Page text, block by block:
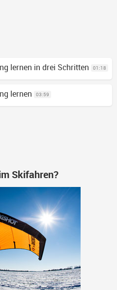
lernen in drei Schritten 01:18
lernen 03:59
Skifahren?